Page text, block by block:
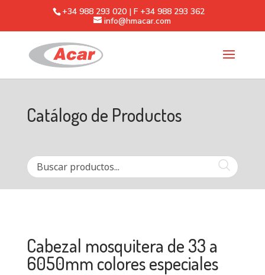
+34 988 293 020 | F +34 988 293 362
info@hmacar.com
Catálogo de Productos
Cabezal mosquitera de 33 a
6050mm colores especiales